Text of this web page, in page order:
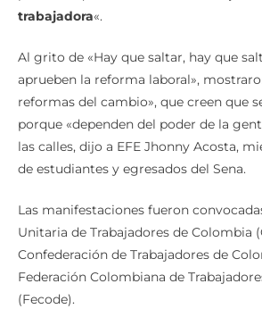
trabajadora«.
Al grito de «Hay que saltar, hay que
aprueben la reforma laboral»,
reformas del cambio», que creen que
porque «dependen del poder de la
las calles, dijo a EFE Jhonny Acosta,
de estudiantes y egresados del Sena.
Las manifestaciones fueron
Unitaria de Trabajadores de Colombia
Confederación de Trabajadores de
Federación Colombiana de
(Fecode).